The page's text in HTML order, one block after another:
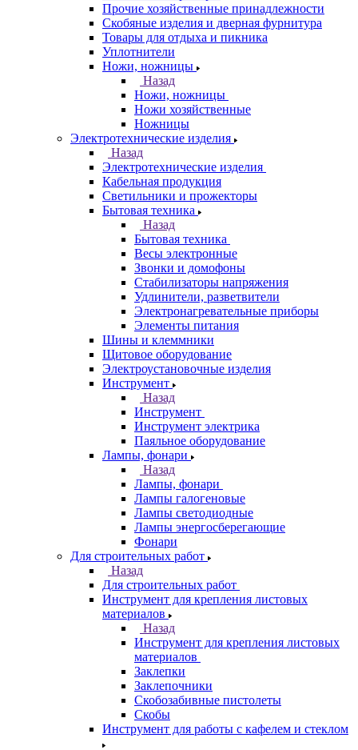
Прочие хозяйственные принадлежности
Скобяные изделия и дверная фурнитура
Товары для отдыха и пикника
Уплотнители
Ножи, ножницы
Назад
Ножи, ножницы
Ножи хозяйственные
Ножницы
Электротехнические изделия
Назад
Электротехнические изделия
Кабельная продукция
Светильники и прожекторы
Бытовая техника
Назад
Бытовая техника
Весы электронные
Звонки и домофоны
Стабилизаторы напряжения
Удлинители, разветвители
Электронагревательные приборы
Элементы питания
Шины и клеммники
Щитовое оборудование
Электроустановочные изделия
Инструмент
Назад
Инструмент
Инструмент электрика
Паяльное оборудование
Лампы, фонари
Назад
Лампы, фонари
Лампы галогеновые
Лампы светодиодные
Лампы энергосберегающие
Фонари
Для строительных работ
Назад
Для строительных работ
Инструмент для крепления листовых
материалов
Назад
Инструмент для крепления листовых
материалов
Заклепки
Заклепочники
Скобозабивные пистолеты
Скобы
Инструмент для работы с кафелем и стеклом